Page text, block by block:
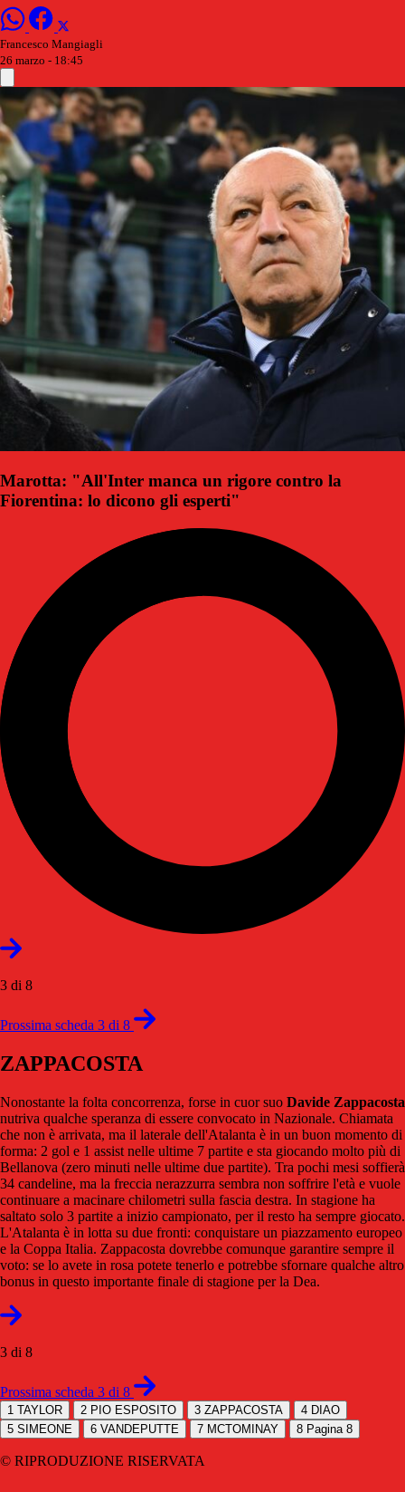
Francesco Mangiagli
26 marzo - 18:45
Marotta: "All'Inter manca un rigore contro la
Fiorentina: lo dicono gli esperti"
3 di 8
Prossima scheda 3 di 8
ZAPPACOSTA
Nonostante la folta concorrenza, forse in cuor suo Davide Zappacosta
nutriva qualche speranza di essere convocato in Nazionale. Chiamata
che non è arrivata, ma il laterale dell'Atalanta è in un buon momento di
forma: 2 gol e 1 assist nelle ultime 7 partite e sta giocando molto più di
Bellanova (zero minuti nelle ultime due partite). Tra pochi mesi soffierà
34 candeline, ma la freccia nerazzurra sembra non soffrire l'età e vuole
continuare a macinare chilometri sulla fascia destra. In stagione ha
saltato solo 3 partite a inizio campionato, per il resto ha sempre giocato.
L'Atalanta è in lotta su due fronti: conquistare un piazzamento europeo
e la Coppa Italia. Zappacosta dovrebbe comunque garantire sempre il
voto: se lo avete in rosa potete tenerlo e potrebbe sfornare qualche altro
bonus in questo importante finale di stagione per la Dea.
3 di 8
Prossima scheda 3 di 8
1 TAYLOR 2 PIO ESPOSITO 3 ZAPPACOSTA 4 DIAO
5 SIMEONE 6 VANDEPUTTE 7 MCTOMINAY 8 Pagina 8
© RIPRODUZIONE RISERVATA